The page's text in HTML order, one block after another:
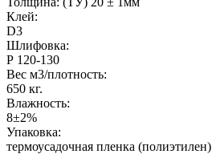
Клей:
D3
Шлифовка:
Р 120-130
Вес м3/плотность:
650 кг.
Влажность:
8±2%
Упаковка:
термоусадочная пленка (полиэтилен)